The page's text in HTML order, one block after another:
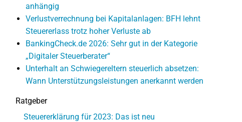
anhängig
Verlustverrechnung bei Kapitalanlagen: BFH lehnt
Steuererlass trotz hoher Verluste ab
BankingCheck.de 2026: Sehr gut in der Kategorie
„Digitaler Steuerberater“
Unterhalt an Schwiegereltern steuerlich absetzen:
Wann Unterstützungsleistungen anerkannt werden
Ratgeber
Steuererklärung für 2023: Das ist neu